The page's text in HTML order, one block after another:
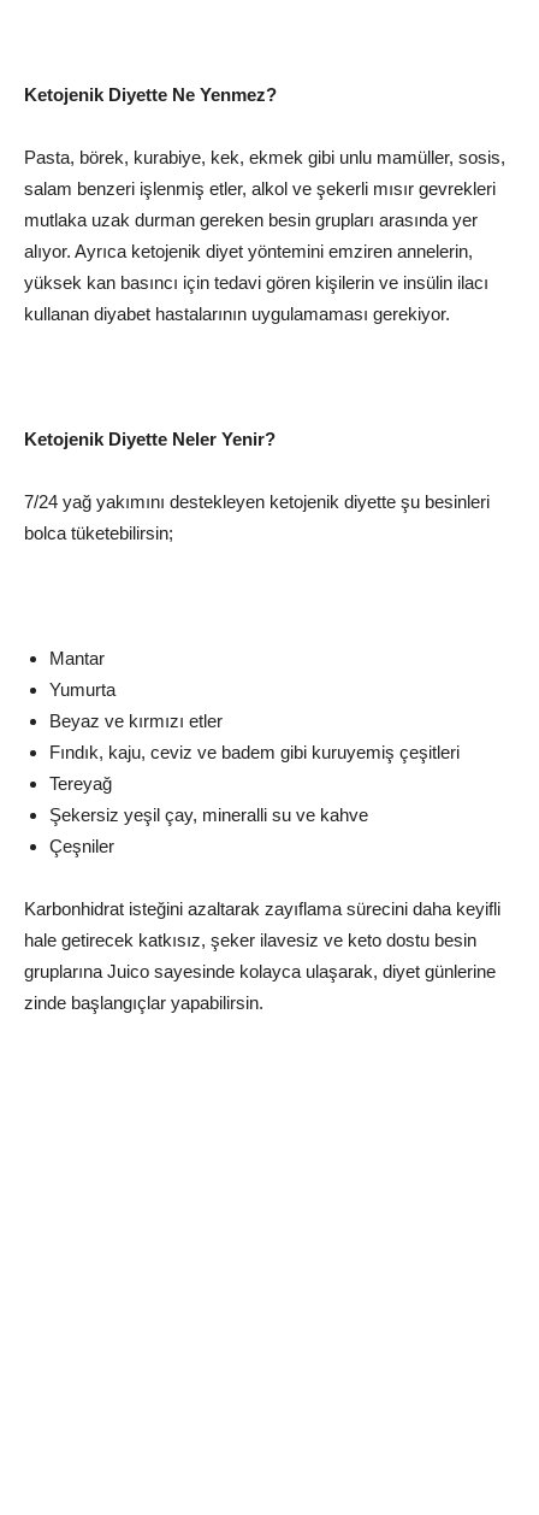
Ketojenik Diyette Ne Yenmez?
Pasta, börek, kurabiye, kek, ekmek gibi unlu mamüller, sosis,
salam benzeri işlenmiş etler, alkol ve şekerli mısır gevrekleri
mutlaka uzak durman gereken besin grupları arasında yer
alıyor. Ayrıca ketojenik diyet yöntemini emziren annelerin,
yüksek kan basıncı için tedavi gören kişilerin ve insülin ilacı
kullanan diyabet hastalarının uygulamaması gerekiyor.
Ketojenik Diyette Neler Yenir?
7/24 yağ yakımını destekleyen ketojenik diyette şu besinleri
bolca tüketebilirsin;
Mantar
Yumurta
Beyaz ve kırmızı etler
Fındık, kaju, ceviz ve badem gibi kuruyemiş çeşitleri
Tereyağ
Şekersiz yeşil çay, mineralli su ve kahve
Çeşniler
Karbonhidrat isteğini azaltarak zayıflama sürecini daha keyifli
hale getirecek katkısız, şeker ilavesiz ve keto dostu besin
gruplarına Juico sayesinde kolayca ulaşarak, diyet günlerine
zinde başlangıçlar yapabilirsin.